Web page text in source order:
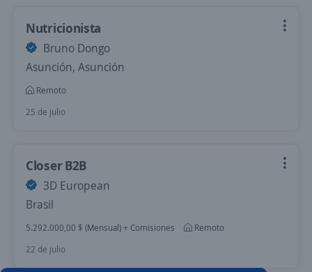
Nutricionista
Bruno Dongo
Asunción, Asunción
Remoto
25 de julio
Closer B2B
3D European
Brasil
5.292.000,00 $ (Mensual) + Comisiones
Remoto
22 de julio